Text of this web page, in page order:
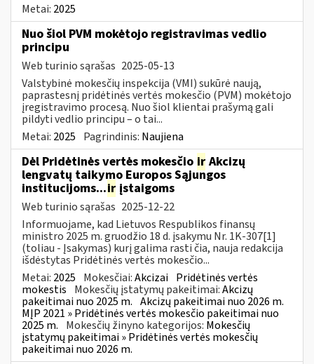
Metai: 2025
Nuo šiol PVM mokėtojo registravimas vedlio
principu
Web turinio sąrašas 2025-05-13
Valstybinė mokesčių inspekcija (VMI) sukūrė naują,
paprastesnį pridėtinės vertės mokesčio (PVM) mokėtojo
įregistravimo procesą. Nuo šiol klientai prašymą gali
pildyti vedlio principu – o tai...
Metai: 2025 Pagrindinis: Naujiena
Dėl Pridėtinės vertės mokesčio ir Akcizų
lengvatų taikymo Europos Sąjungos
institucijoms...ir įstaigoms
Web turinio sąrašas 2025-12-22
Informuojame, kad Lietuvos Respublikos finansų
ministro 2025 m. gruodžio 18 d. įsakymu Nr. 1K-307[1]
(toliau - Įsakymas) kurį galima rasti čia, nauja redakcija
išdėstytas Pridėtinės vertės mokesčio...
Metai: 2025 Mokesčiai:Akcizai Pridėtinės vertės
mokestis Mokesčių įstatymų pakeitimai:Akcizų
pakeitimai nuo 2025 m. Akcizų pakeitimai nuo 2026 m.
MĮP 2021 » Pridėtinės vertės mokesčio pakeitimai nuo
2025 m. Mokesčių žinyno kategorijos: Mokesčių
įstatymų pakeitimai » Pridėtinės vertės mokesčių
pakeitimai nuo 2026 m.